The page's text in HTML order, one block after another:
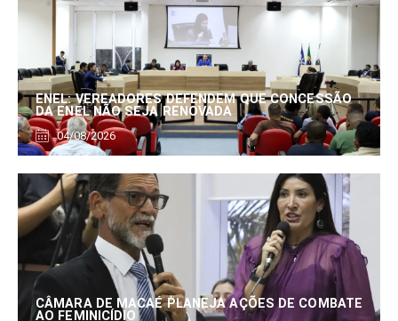
ENEL: VEREADORES DEFENDEM QUE CONCESSÃO
DA ENEL NÃO SEJA RENOVADA
04/08/2026
CÂMARA DE MACAÉ PLANEJA AÇÕES DE COMBATE
AO FEMINICÍDIO